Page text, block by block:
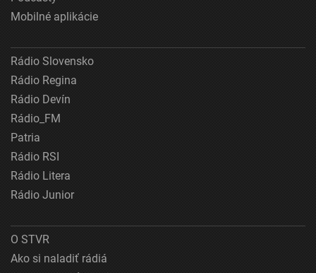
Mobilné aplikácie
Rádio Slovensko
Rádio Regina
Rádio Devín
Rádio_FM
Patria
Rádio RSI
Rádio Litera
Rádio Junior
O STVR
Ako si naladiť rádiá